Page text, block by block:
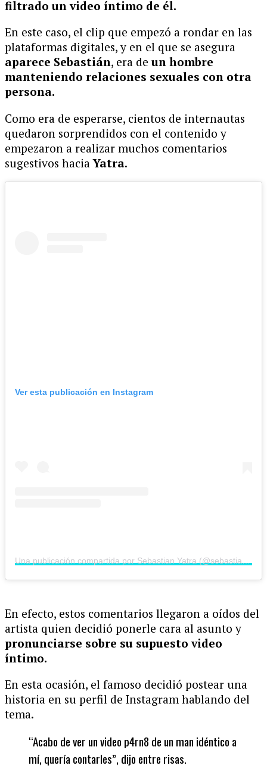
filtrado un video íntimo de él.
En este caso, el clip que empezó a rondar en las
plataformas digitales, y en el que se asegura
aparece Sebastián, era de un hombre
manteniendo relaciones sexuales con otra
persona.
Como era de esperarse, cientos de internautas
quedaron sorprendidos con el contenido y
empezaron a realizar muchos comentarios
sugestivos haciaYatra.
Ver esta publicación en Instagram
En efecto, estos comentarios llegaron a oídos del
artista quien decidió ponerle cara al asunto y
pronunciarse sobre su supuesto video
íntimo.
En esta ocasión, el famoso decidió postear una
historia en su perfil de Instagram hablando del
tema.
“Acabo de ver un video p4rn8 de un man idéntico a
mí, quería contarles”, dijo entre risas.